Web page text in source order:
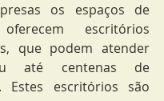
os espaços de
escritórios
que podem atender
até centenas de
Estes escritórios são